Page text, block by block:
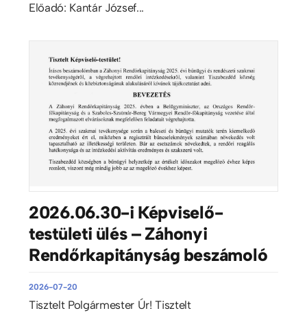
Előadó: Kantár József...
2026.06.30-i Képviselő-
testületi ülés – Záhonyi
Rendőrkapitányság beszámoló
2026-07-20
Tisztelt Polgármester Úr! Tisztelt